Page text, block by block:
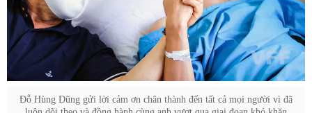
Đỗ Hùng Dũng gửi lời cảm ơn chân thành đến tất cả mọi người vì đã